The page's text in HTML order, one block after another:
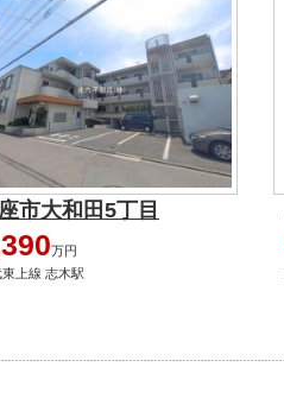
市大和田5丁目
万円
上線 志木駅